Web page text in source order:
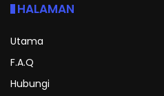
HALAMAN
Utama
F.A.Q
Hubungi